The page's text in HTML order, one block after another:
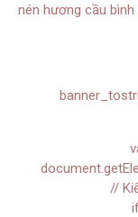
nén hương cầu
//